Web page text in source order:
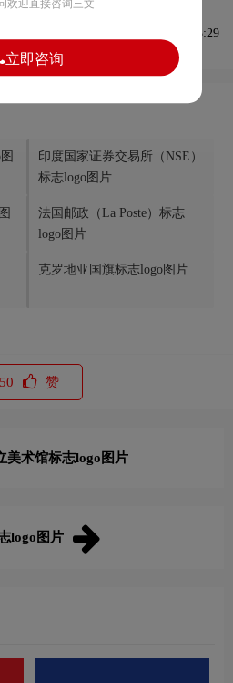
发布于2022-07-29 08:45:29
印度国家证券交易所（NSE）
标志logo图片
法国邮政（La Poste）标志
logo图片
克罗地亚国旗标志logo图片
50 赞
美术馆标志logo图片
logo图片
欢迎直接咨询三文
立即咨询